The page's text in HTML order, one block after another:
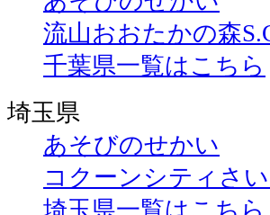
流山おおたかの森
千葉県一覧はこちら
埼玉県
あそびのせかい
コクーンシティさ